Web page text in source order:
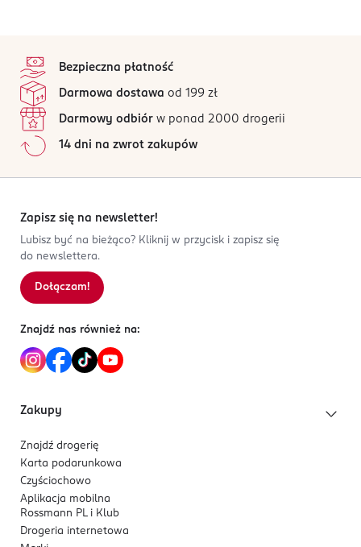
Bezpieczna płatność
Darmowa dostawa od 199 zł
Darmowy odbiór w ponad 2000 drogerii
14 dni na zwrot zakupów
Zapisz się na newsletter!
Lubisz być na bieżąco? Kliknij w przycisk i zapisz się
do newslettera.
Dołączam!
Znajdź nas również na:
Zakupy
Znajdź drogerię
Karta podarunkowa
Czyściochowo
Aplikacja mobilna
Rossmann PL i Klub
Drogeria internetowa